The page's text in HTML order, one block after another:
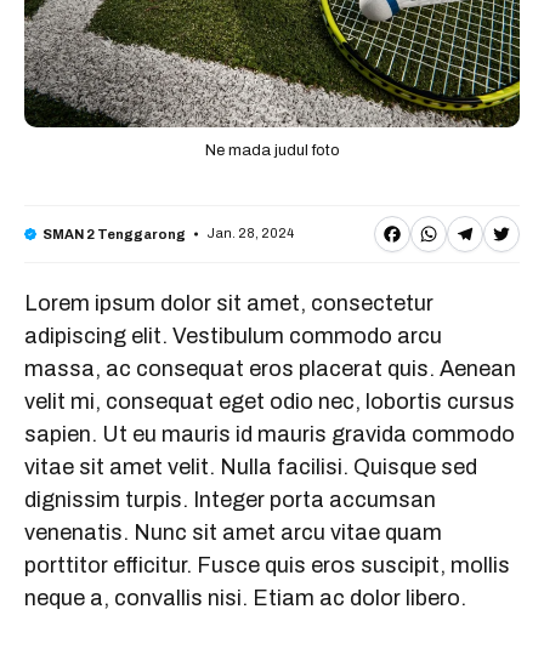
Ne mada judul foto
SMAN 2 Tenggarong Jan. 28, 2024
F
c
e
b
o
o
k
W
a
t
s
A
p
p
T
e
g
r
a
T
t
e
r
Lorem ipsum dolor sit amet, consectetur
adipiscing elit. Vestibulum commodo arcu
massa, ac consequat eros placerat quis. Aenean
velit mi, consequat eget odio nec, lobortis cursus
sapien. Ut eu mauris id mauris gravida commodo
vitae sit amet velit. Nulla facilisi. Quisque sed
dignissim turpis. Integer porta accumsan
venenatis. Nunc sit amet arcu vitae quam
porttitor efficitur. Fusce quis eros suscipit, mollis
neque a, convallis nisi. Etiam ac dolor libero.